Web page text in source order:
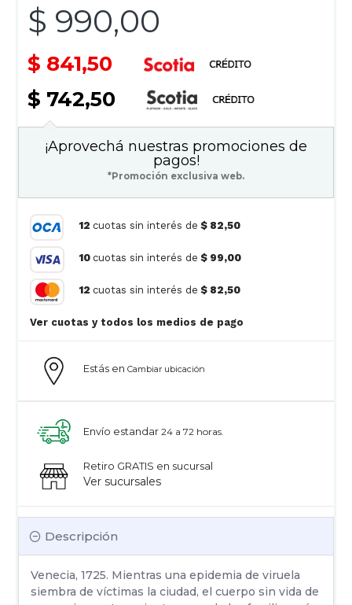
$ 990,00
$ 841,50
$ 742,50
Descripción
Venecia, 1725. Mientras una epidemia de viruela
siembra de víctimas la ciudad, el cuerpo sin vida de
Estás en Cambiar ubicación
Envío estandar 24 a 72 horas.
Retiro GRATIS en sucursal
Ver sucursales
¡Aprovechá nuestras promociones de
pagos!
*Promoción exclusiva web.
12 cuotas sin interés de $ 82,50
10 cuotas sin interés de $ 99,00
12 cuotas sin interés de $ 82,50
Ver cuotas y todos los medios de pago